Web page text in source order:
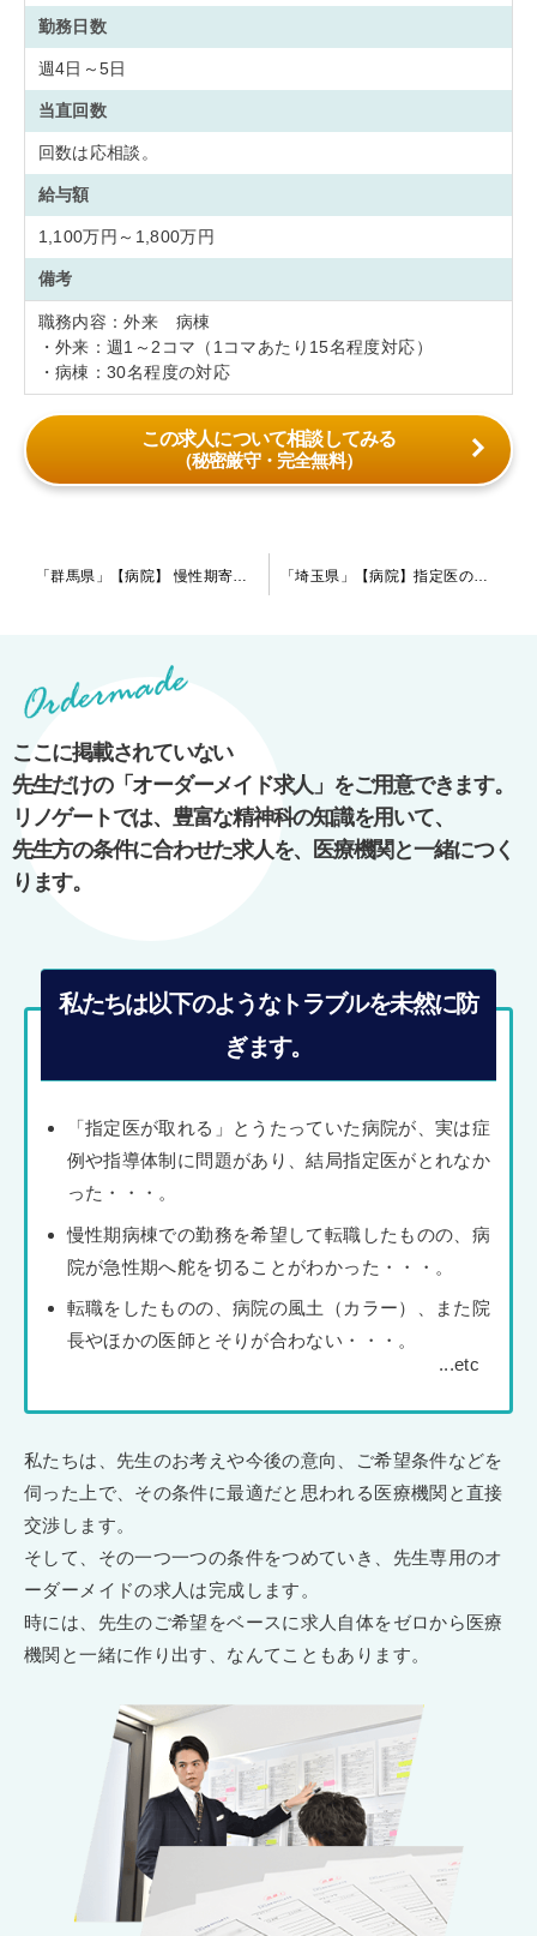
勤務日数
週4日～5日
当直回数
回数は応相談。
給与額
1,100万円～1,800万円
備考
職務内容：外来 病棟
・外来：週1～2コマ（1コマあたり15名程度対応）
・病棟：30名程度の対応
この求人について相談してみる
（秘密厳守・完全無料）
ゲ
シ
ョ
ン
「群馬県」【病院】 慢性期寄りの病院ですが、院内で内科的治療も可能な環境です。当直免除をご希望の指定医の先生、ご応募をお待ちしております。 「埼玉県」【病院】指定医の先生からのご応募をお待ちしております。慢性期主体の小規模病院でのご勤務です。
ここに掲載されていない
先生だけの「オーダーメイド求人」をご用意できます。
リノゲートでは、豊富な精神科の知識を用いて、
先生方の条件に合わせた求人を、医療機関と一緒につく
ります。
私たちは以下のようなトラブルを未然に防
ぎます。
「指定医が取れる」とうたっていた病院が、実は症
例や指導体制に問題があり、結局指定医がとれなか
った・・・。
慢性期病棟での勤務を希望して転職したものの、病
院が急性期へ舵を切ることがわかった・・・。
転職をしたものの、病院の風土（カラー）、また院
長やほかの医師とそりが合わない・・・。
私たちは、先生のお考えや今後の意向、ご希望条件などを
伺った上で、その条件に最適だと思われる医療機関と直接
交渉します。
そして、その一つ一つの条件をつめていき、先生専用のオ
ーダーメイドの求人は完成します。
時には、先生のご希望をベースに求人自体をゼロから医療
機関と一緒に作り出す、なんてこともあります。